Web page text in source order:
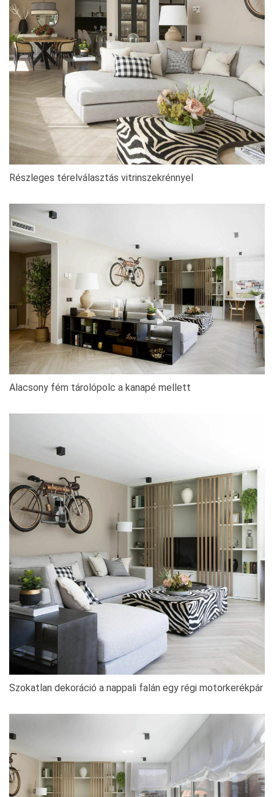
Részleges térelválasztás vitrinszekrénnyel
Alacsony fém tárolópolc a kanapé mellett
Szokatlan dekoráció a nappali falán egy régi motorkerékpár